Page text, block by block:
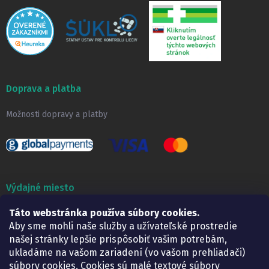
Táto webstránka používa súbory cookies.
Aby sme mohli naše služby a užívateľské prostredie
našej stránky lepšie prispôsobiť vašim potrebám,
ukladáme na vašom zariadení (vo vašom prehliadači)
súbory cookies. Cookies sú malé textové súbory
Doprava a platba
Možnosti dopravy a platby
Výdajné miesto
Lekáreň ADONAI
Košice – Smetanova 2
Pondelok:
07.30 – 15.30 h.
Utorok:
07.30 – 16.00 h.
Streda:
07.30 – 16.00 h.